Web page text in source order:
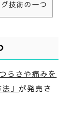
技術の一つ
らさや痛みを
」 が発売さ